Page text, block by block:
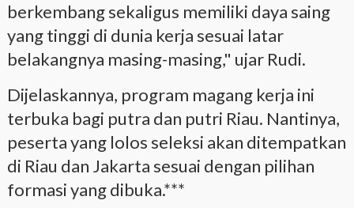
berkembang sekaligus memiliki daya saing
yang tinggi di dunia kerja sesuai latar
belakangnya masing-masing," ujar Rudi.
Dijelaskannya, program magang kerja ini
terbuka bagi putra dan putri Riau. Nantinya,
peserta yang lolos seleksi akan ditempatkan
di Riau dan Jakarta sesuai dengan pilihan
formasi yang dibuka.***